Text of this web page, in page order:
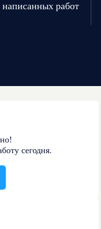
написанных работ
сегодня.